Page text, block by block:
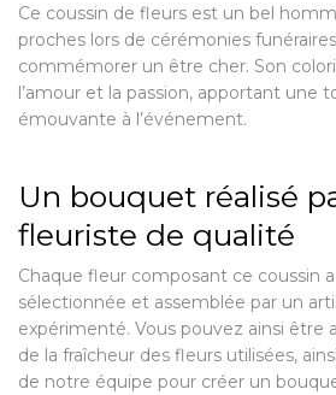
Ce coussin de fleurs est un bel
proches lors de cérémonies
commémorer un être cher. Son
l’amour et la passion, apportant une
émouvante à l’événement.
Un bouquet réalisé
fleuriste de qualité
Chaque fleur composant ce coussin
sélectionnée et assemblée par un
expérimenté. Vous pouvez ainsi être
de la fraîcheur des fleurs utilisées,
de notre équipe pour créer un